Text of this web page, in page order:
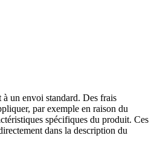
un envoi standard. Des frais
par exemple en raison du
spécifiques du produit. Ces
dans la description du